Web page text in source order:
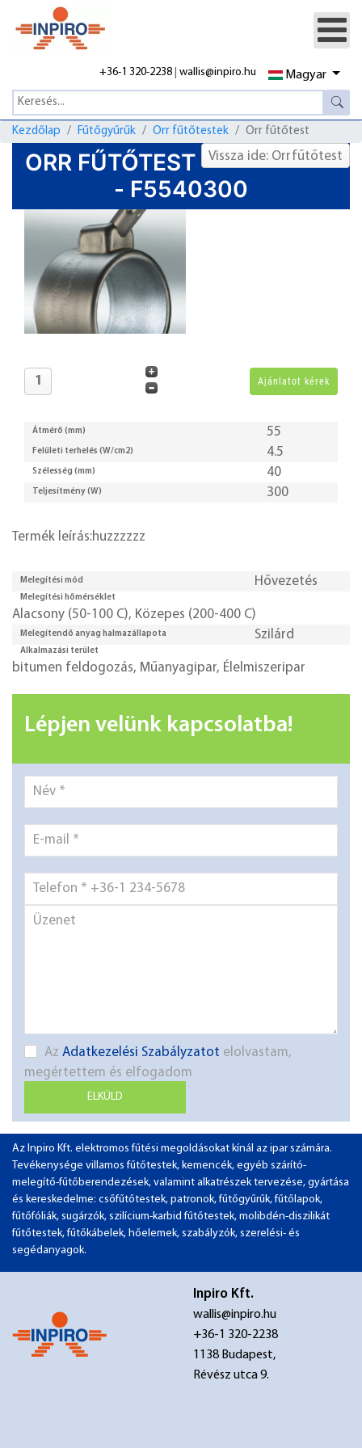
+36-1 320-2238 |wallis@inpiro.hu Magyar
Kezdőlap Fűtőgyűrűk Orr fűtőtestek Orr fűtőtest
Vissza ide: Orrfűtőtest
ORR FŰTŐTEST
- F5540300
Átmérő (mm) 55
Felületi terhelés (W/cm2) 4.5
Szélesség (mm) 40
Teljesítmény (W) 300
Termék leírás:huzzzzzz
Melegítési mód Hővezetés
Melegítési hőmérséklet
Alacsony (50-100 C), Közepes (200-400 C)
Melegítendő anyag halmazállapota Szilárd
Alkalmazási terület
bitumen feldogozás, Műanyagipar, Élelmiszeripar
Lépjen velünk kapcsolatba!
Az Adatkezelési Szabályzatot elolvastam,
megértettem és elfogadom
ELKÜLD
Az Inpiro Kft. elektromos fűtési megoldásokat kínál az ipar számára.
Tevékenysége villamos fűtőtestek, kemencék, egyéb szárító-
melegítő-fűtőberendezések, valamint alkatrészek tervezése, gyártása
és kereskedelme: csőfűtőtestek, patronok, fűtőgyűrűk, fűtőlapok,
fűtőfóliák, sugárzók, szilícium-karbid fűtőtestek, molibdén-diszilikát
fűtőtestek, fűtőkábelek, hőelemek, szabályzók, szerelési- és
segédanyagok.
Inpiro Kft.
wallis@inpiro.hu
+36-1 320-2238
1138 Budapest,
Révész utca 9.